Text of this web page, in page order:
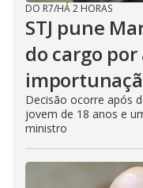
DO R7/HÁ 2 HORAS
STJ pune
do cargo por
Decisão ocorre após
jovem de 18 anos e
ministro